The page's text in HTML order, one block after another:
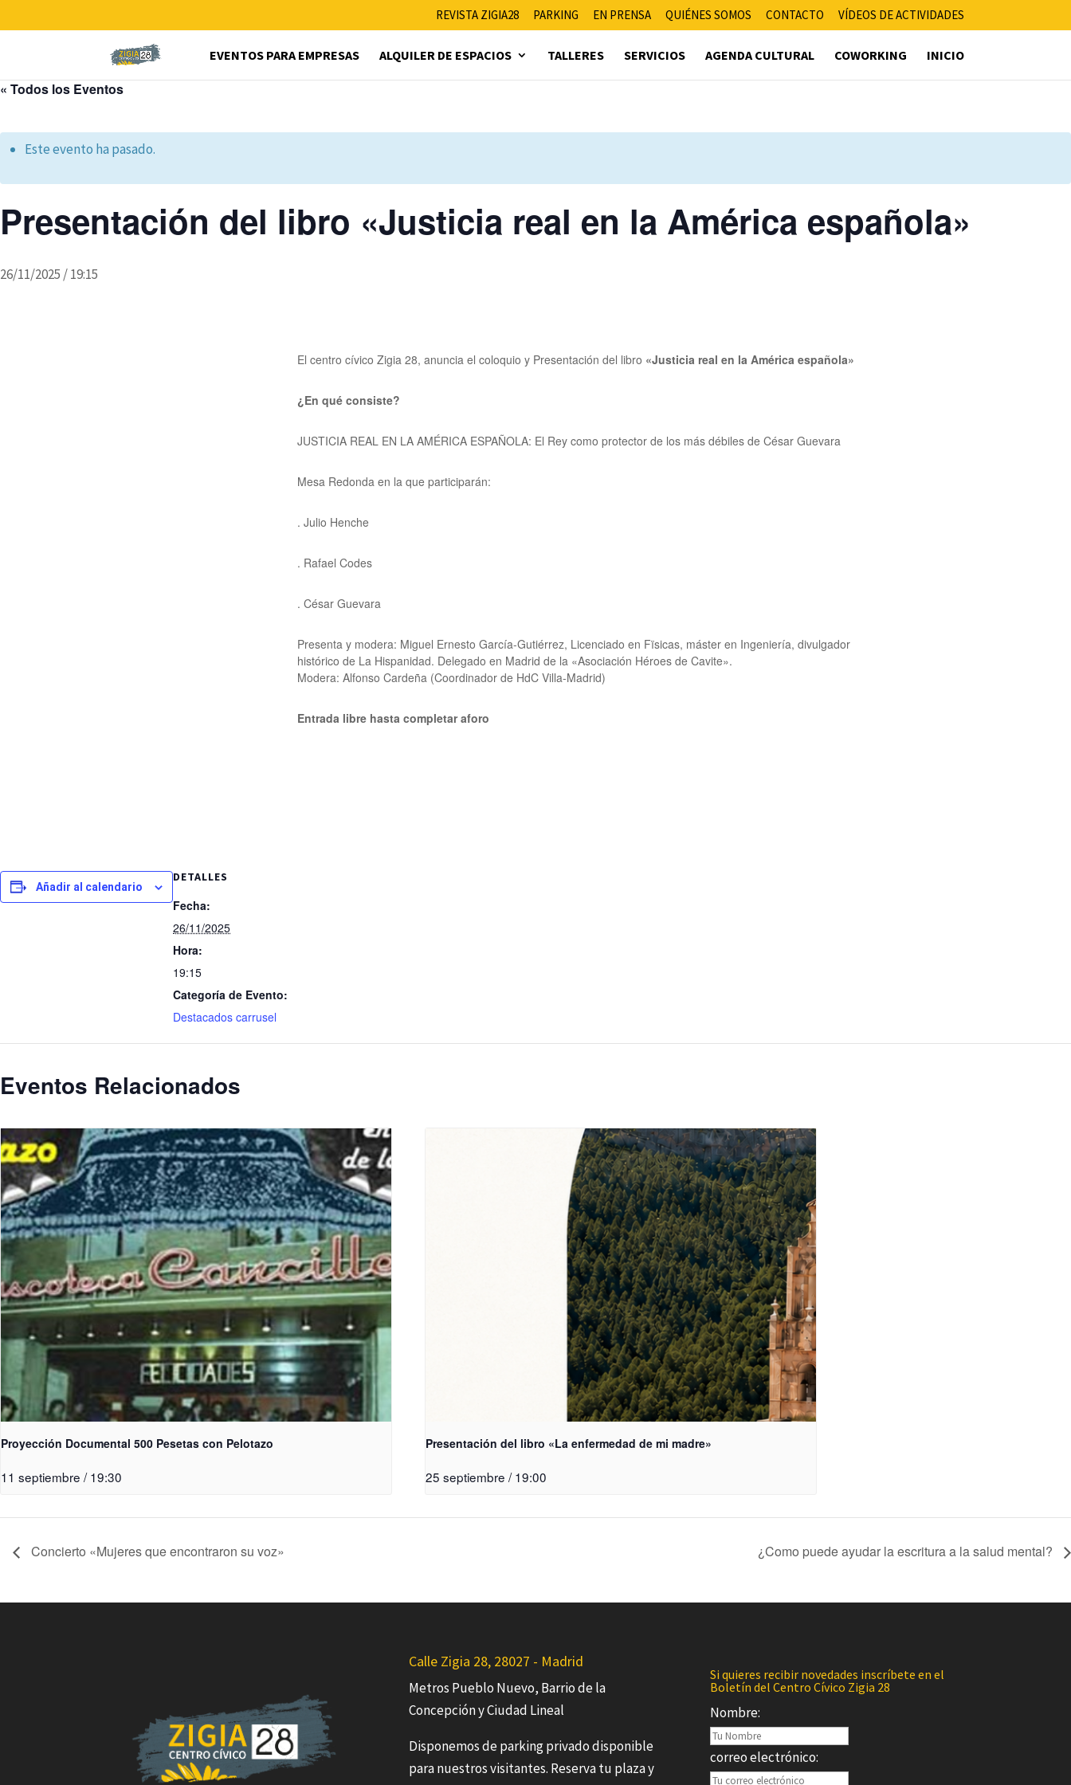
REVISTA ZIGIA28 PARKING EN PRENSA QUIÉNES SOMOS CONTACTO VÍDEOS DE ACTIVIDADES
EVENTOS PARA EMPRESAS ALQUILER DE ESPACIOS TALLERES SERVICIOS AGENDA CULTURAL COWORKING INICIO
« Todos los Eventos
Este evento ha pasado.
Presentación del libro «Justicia real en la América española»
26/11/2025 / 19:15
El centro cívico Zigia 28, anuncia el coloquio y Presentación del libro «Justicia real en la América española»
¿En qué consiste?
JUSTICIA REAL EN LA AMÉRICA ESPAÑOLA: El Rey como protector de los más débilesde César Guevara
Mesa Redonda en la que participarán:
.Julio Henche
. Rafael Codes
. César Guevara
Presenta y modera: Miguel Ernesto García-Gutiérrez, Licenciado en Fïsicas, máster en Ingeniería, divulgador
histórico de La Hispanidad. Delegado en Madrid de la «Asociación Héroes de Cavite».
Modera: Alfonso Cardeña (Coordinador de HdC Villa-Madrid)
Entrada libre hasta completar aforo
Añadir al calendario
DETALLES
Fecha:
26/11/2025
Hora:
19:15
Categoría de Evento:
Destacados carrusel
Eventos Relacionados
Proyección Documental 500 Pesetas con Pelotazo
11 septiembre / 19:30
Presentación del libro «La enfermedad de mi madre»
25 septiembre / 19:00
Concierto «Mujeres que encontraron su voz» ¿Como puede ayudar la escritura a la salud mental?
Calle Zigia 28, 28027 - Madrid
Metros Pueblo Nuevo, Barrio de la
Concepción y Ciudad Lineal
Disponemos de parking privado disponible
para nuestros visitantes. Reserva tu plaza y
Si quieres recibir novedades inscríbete en el
Boletín del Centro Cívico Zigia 28
Nombre:
correo electrónico: